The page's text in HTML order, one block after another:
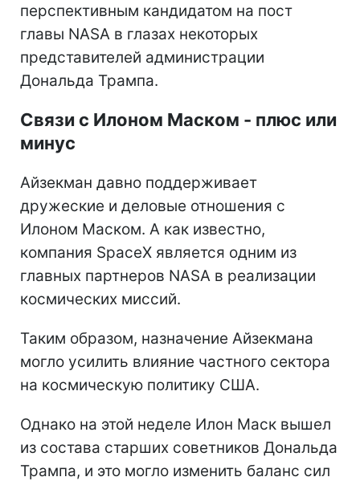
перспективным кандидатом на пост
главы NASA в глазах некоторых
представителей администрации
Дональда Трампа.
Связи с Илоном Маском - плюс или
минус
Айзекман давно поддерживает
дружеские и деловые отношения с
Илоном Маском. А как известно,
компания SpaceX является одним из
главных партнеров NASA в реализации
космических миссий.
Таким образом, назначение Айзекмана
могло усилить влияние частного сектора
на космическую политику США.
Однако на этой неделе Илон Маск вышел
из состава старших советников Дональда
Трампа, и это могло изменить баланс сил